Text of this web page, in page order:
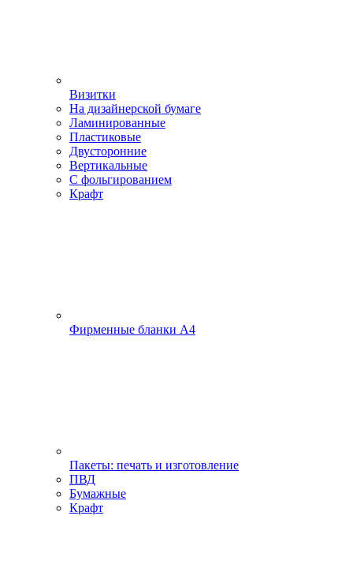
Визитки
На дизайнерской бумаге
Ламинированные
Пластиковые
Двусторонние
Вертикальные
С фольгированием
Крафт
Фирменные бланки А4
Пакеты: печать и изготовление
ПВД
Бумажные
Крафт